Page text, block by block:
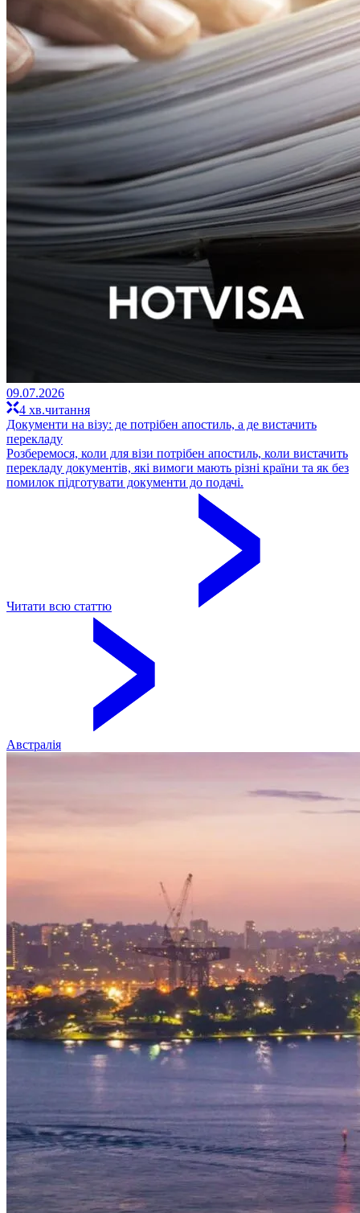
09.07.2026
4 хв.читання
Документи на візу: де потрібен апостиль, а де вистачить
перекладу
Розберемося, коли для візи потрібен апостиль, коли вистачить
перекладу документів, які вимоги мають різні країни та як без
помилок підготувати документи до подачі.
Читати всю статтю
Австралія